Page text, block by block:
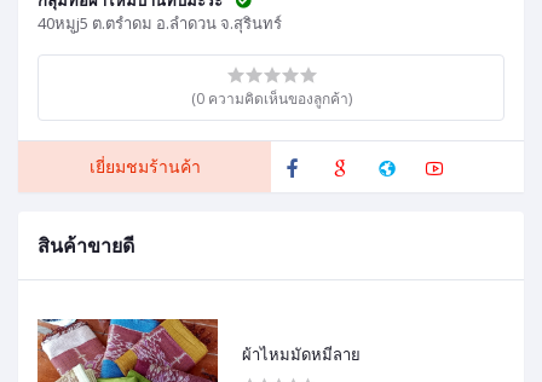
40หมูj5 ต.ตรำดม อ.ลำดวน จ.สุรินทร์
(0 ความคิดเห็นของลูกค้า)
เยี่ยมชมร้านค้า
สินค้าขายดี
ผ้าไหมมัดหมี่ลาย